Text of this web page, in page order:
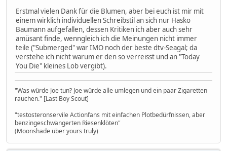
Erstmal vielen Dank für die Blumen, aber bei euch ist mir mit
einem wirklich individuellen Schreibstil an sich nur Hasko
Baumann aufgefallen, dessen Kritiken ich aber auch sehr
amüsant finde, wenngleich ich die Meinungen nicht immer
teile ("Submerged" war IMO noch der beste dtv-Seagal; da
verstehe ich nicht warum er den so verreisst und an "Today
You Die" kleines Lob vergibt).
"Was würde Joe tun? Joe würde alle umlegen und ein paar Zigaretten
rauchen." [Last Boy Scout]
"testosteronservile Actionfans mit einfachen Plotbedürfnissen, aber
benzingeschwängerten Riesenklöten"
(Moonshade über yours truly)